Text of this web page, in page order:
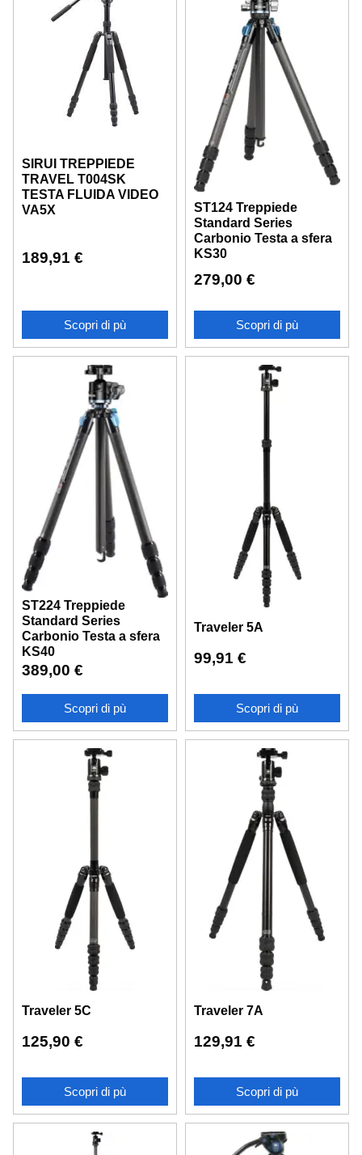
SIRUI TREPPIEDE
TRAVEL T004SK
TESTA FLUIDA VIDEO
VA5X
189,91 €
Scopri di pù
ST124 Treppiede
Standard Series
Carbonio Testa a sfera
KS30
279,00 €
Scopri di pù
ST224 Treppiede
Standard Series
Carbonio Testa a sfera
KS40
389,00 €
Scopri di pù
Traveler 5A
99,91 €
Scopri di pù
Traveler 5C
125,90 €
Scopri di pù
Traveler 7A
129,91 €
Scopri di pù